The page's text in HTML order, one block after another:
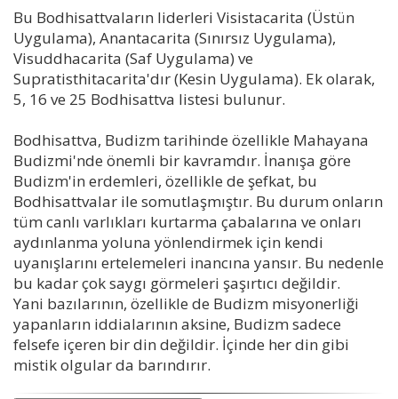
Bu Bodhisattvaların liderleri Visistacarita (Üstün
Uygulama), Anantacarita (Sınırsız Uygulama),
Visuddhacarita (Saf Uygulama) ve
Supratisthitacarita'dır (Kesin Uygulama). Ek olarak,
5, 16 ve 25 Bodhisattva listesi bulunur.
Bodhisattva, Budizm tarihinde özellikle Mahayana
Budizmi'nde önemli bir kavramdır. İnanışa göre
Budizm'in erdemleri, özellikle de şefkat, bu
Bodhisattvalar ile somutlaşmıştır. Bu durum onların
tüm canlı varlıkları kurtarma çabalarına ve onları
aydınlanma yoluna yönlendirmek için kendi
uyanışlarını ertelemeleri inancına yansır. Bu nedenle
bu kadar çok saygı görmeleri şaşırtıcı değildir.
Yani bazılarının, özellikle de Budizm misyonerliği
yapanların iddialarının aksine, Budizm sadece
felsefe içeren bir din değildir. İçinde her din gibi
mistik olgular da barındırır.